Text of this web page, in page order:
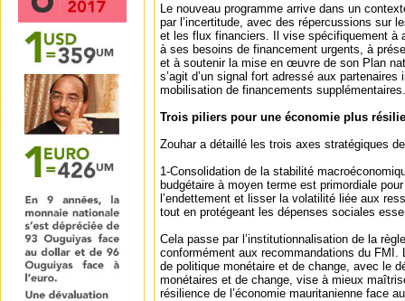
Le nouveau programme arrive dans un
par l’incertitude, avec des répercussions sur
et les flux financiers. Il vise spécifiquement à
à ses besoins de financement urgents, à
et à soutenir la mise en œuvre de son Plan
s’agit d’un signal fort adressé aux
mobilisation de financements supplémentaires.
Trois piliers pour une économie plus
Zouhar a détaillé les trois axes stratégiques
1-Consolidation de la stabilité
budgétaire à moyen terme est primordiale
l’endettement et lisser la volatilité liée aux
tout en protégeant les dépenses sociales
Cela passe par l’institutionnalisation de la
conformément aux recommandations du FMI.
de politique monétaire et de change, avec le
monétaires et de change, vise à mieux
résilience de l’économie mauritanienne face